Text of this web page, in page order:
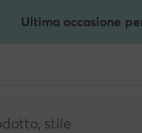
Ultima occasione